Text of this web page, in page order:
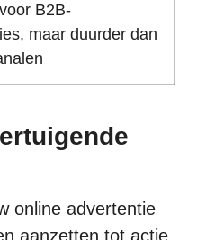
B2B-
maar duurder dan
online advertentie
aanzetten tot actie.